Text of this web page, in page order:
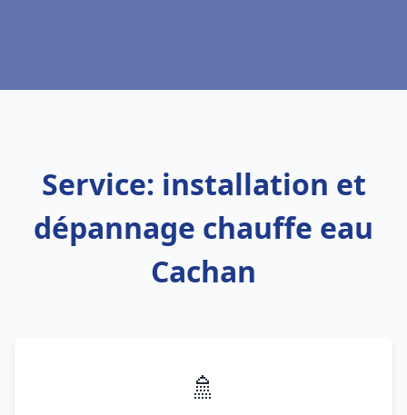
Service: installation et
dépannage chauffe eau
Cachan
🚿